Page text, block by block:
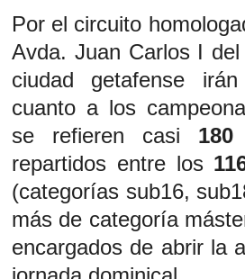
Por el circuito
Avda. Juan Carlos I
ciudad getafense
cuanto a los
se refieren casi 180
repartidos entre los
(categorías sub16,
más de categoría
encargados de abrir la